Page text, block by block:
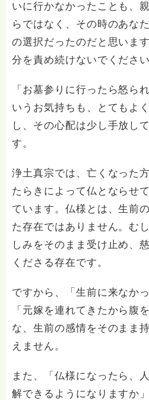
いに行かなかったことも、
らではなく、その時のあな
の選択だったのだと思いま
分を責め続けないでください
「お墓参りに行ったら怒ら
いうお気持ちも、とてもよ
し、その心配は少し手放し
す。
浄土真宗では、亡くなった
たらきによって仏とならせ
ています。仏様とは、生前
た存在ではありません。む
しみをそのまま受け止め、
くださる存在です。
ですから、「生前に来なか
「元嫁を連れてきたから腹
な、生前の感情をそのまま
えません。
また、「仏様になったら、
解できるようになりますか